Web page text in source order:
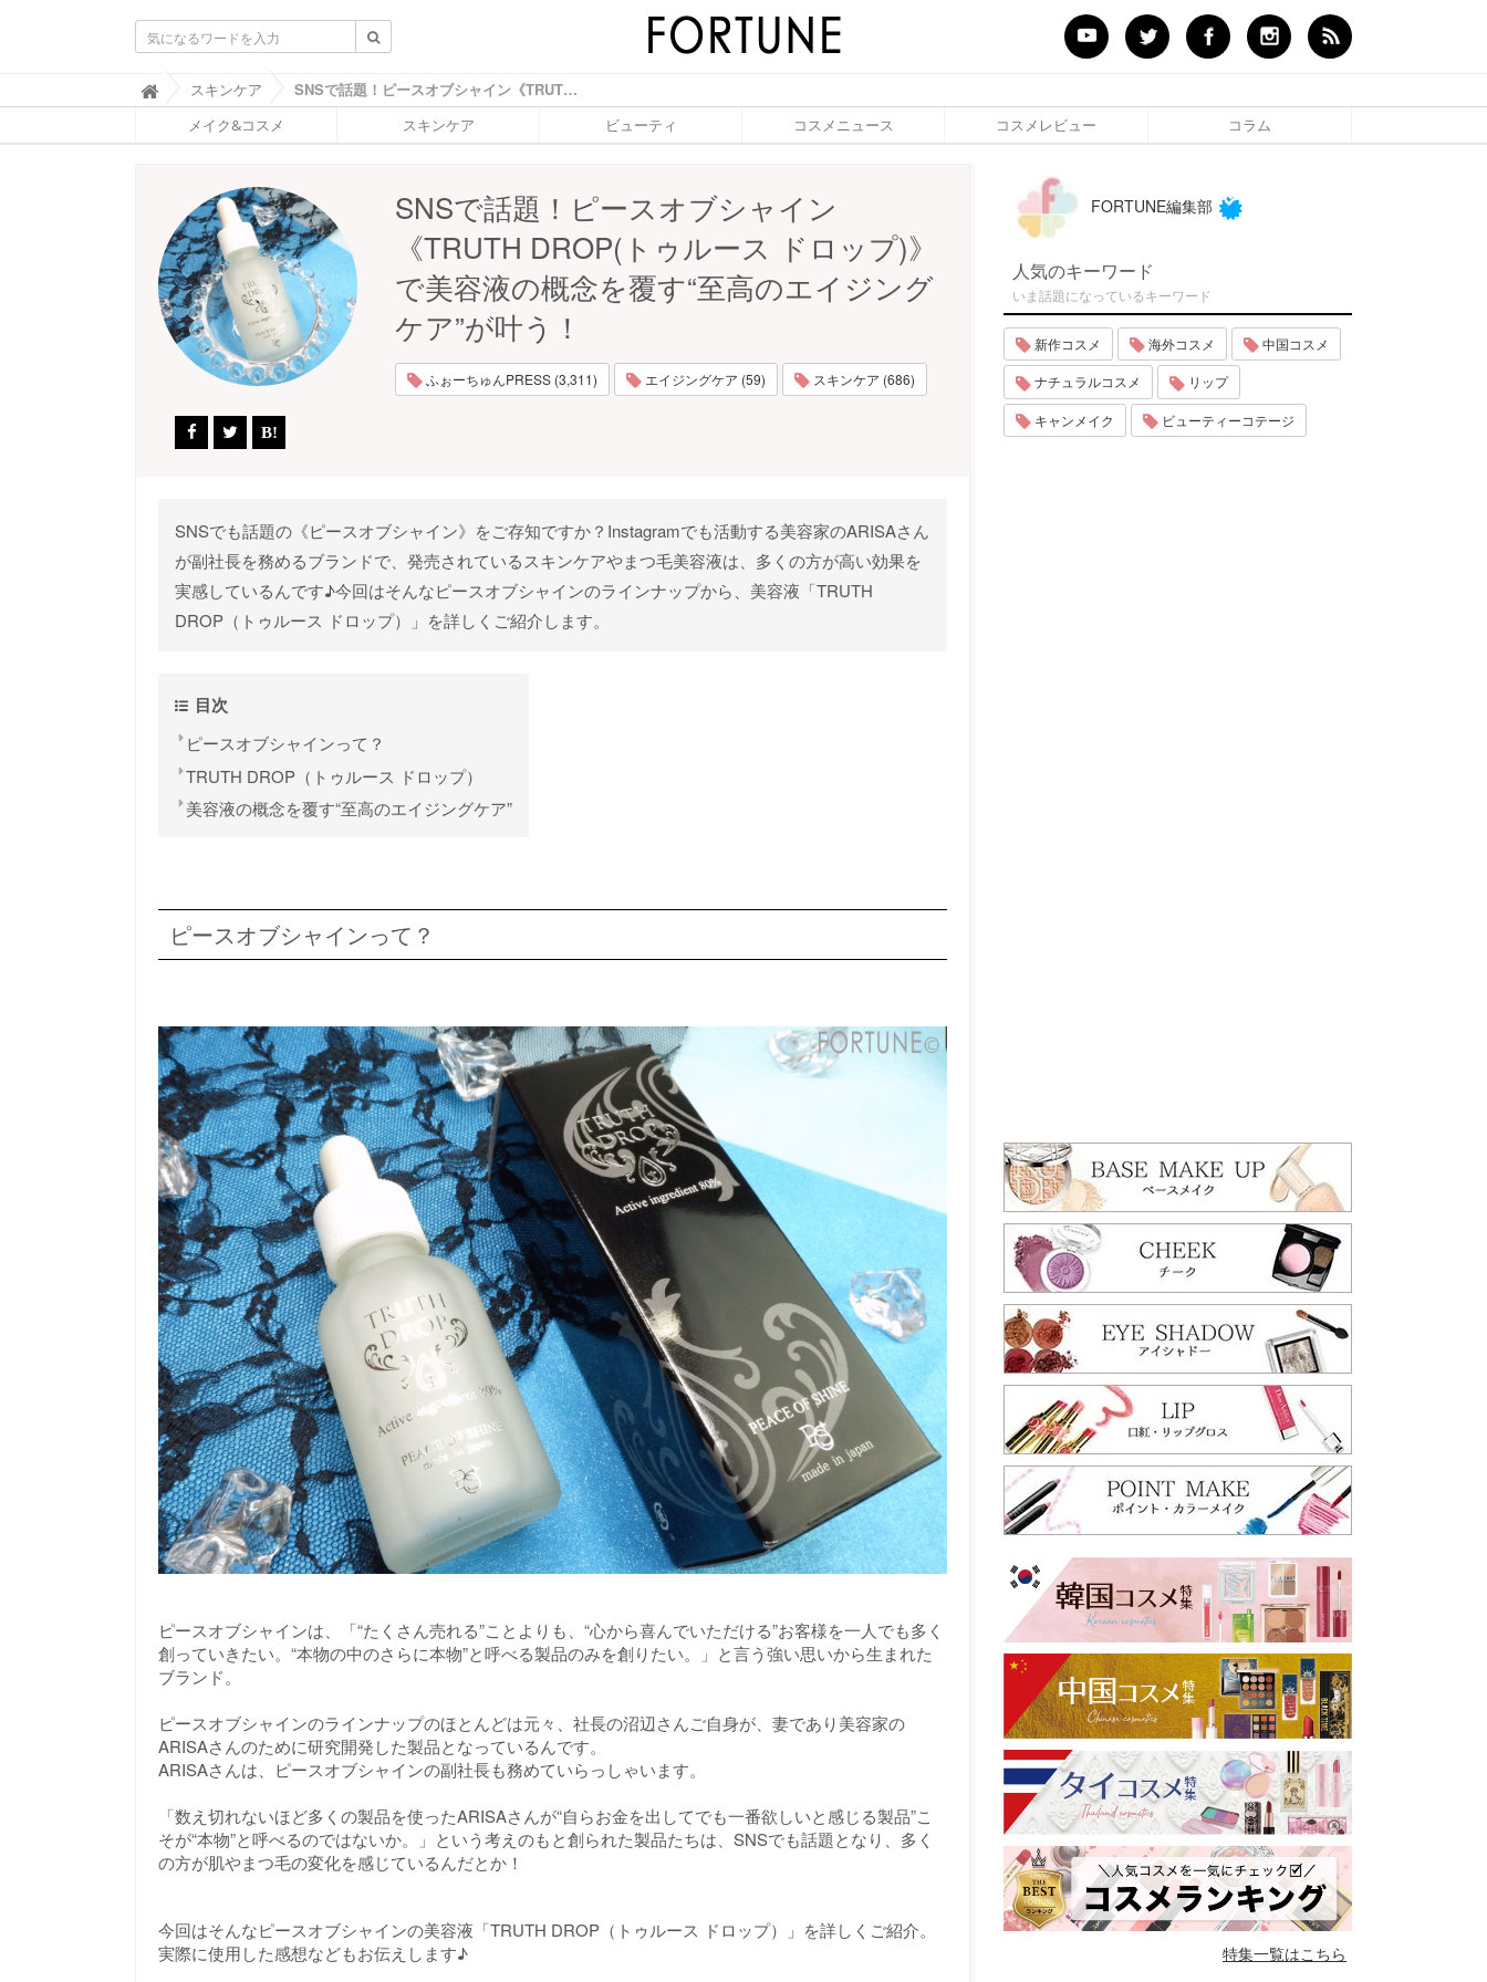
ふ
ぉ
ち
O
R
T
U
N
スキンケア SNSで話題！ピースオブシャイン《TRUTH DROP(トゥルース ドロップ)》で美容液の概念を覆す“至高のエイジングケア”が叶う！ - ふぉーちゅん(FORTUNE)
メイク&コスメ スキンケア ビューティ コスメニュース コスメレビュー コラム
SNSで話題！ピースオブシャイン
《TRUTH DROP(トゥルース ドロップ)》
で美容液の概念を覆す“至高のエイジング
ケア”が叶う！
ふぉーちゅんPRESS (3,311) エイジングケア (59) スキンケア (686)
SNSでも話題の《ピースオブシャイン》をご存知ですか？Instagramでも活動する美容家のARISAさん
が副社長を務めるブランドで、発売されているスキンケアやまつ毛美容液は、多くの方が高い効果を
実感しているんです♪今回はそんなピースオブシャインのラインナップから、美容液「TRUTH
DROP（トゥルース ドロップ）」を詳しくご紹介します。
目次
ピースオブシャインって？
TRUTH DROP（トゥルース ドロップ）
美容液の概念を覆す“至高のエイジングケア”
ピースオブシャインって？
ピースオブシャインは、「“たくさん売れる”ことよりも、“心から喜んでいただける”お客様を一人でも多く
創っていきたい。“本物の中のさらに本物”と呼べる製品のみを創りたい。」と言う強い思いから生まれた
ブランド。
ピースオブシャインのラインナップのほとんどは元々、社長の沼辺さんご自身が、妻であり美容家の
ARISAさんのために研究開発した製品となっているんです。
ARISAさんは、ピースオブシャインの副社長も務めていらっしゃいます。
「数え切れないほど多くの製品を使ったARISAさんが“自らお金を出してでも一番欲しいと感じる製品”こ
そが“本物”と呼べるのではないか。」という考えのもと創られた製品たちは、SNSでも話題となり、多く
の方が肌やまつ毛の変化を感じているんだとか！
今回はそんなピースオブシャインの美容液「TRUTH DROP（トゥルース ドロップ）」を詳しくご紹介。
実際に使用した感想などもお伝えします♪
FORTUNE編集部
人気のキーワード
いま話題になっているキーワード
新作コスメ 海外コスメ 中国コスメ
ナチュラルコスメ リップ
キャンメイク ビューティーコテージ
特集一覧はこちら